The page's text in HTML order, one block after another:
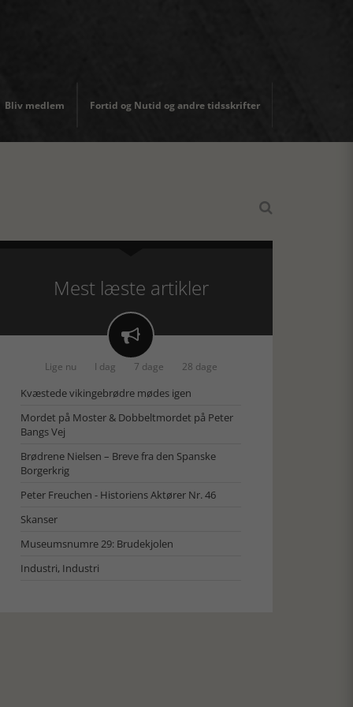
Bliv medlem Fortid og Nutid og andre tidsskrifter

Mest læste artikler

Lige nu I dag 7 dage 28 dage
Kvæstede vikingebrødre mødes igen
Mordet på Moster & Dobbeltmordet på Peter
Bangs Vej
Brødrene Nielsen – Breve fra den Spanske
Borgerkrig
Peter Freuchen - Historiens Aktører Nr. 46
Skanser
Museumsnumre 29: Brudekjolen
Industri, Industri